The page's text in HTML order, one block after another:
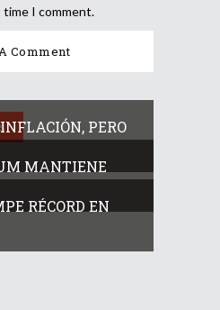
I comment.
PERO
MANTIENE
RÉCORD EN